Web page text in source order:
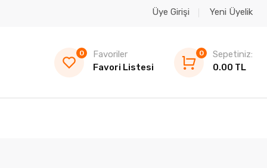
Üye Girişi Yeni Üyelik
0
Favoriler
Favori Listesi
0
Sepetiniz:
0.00 TL